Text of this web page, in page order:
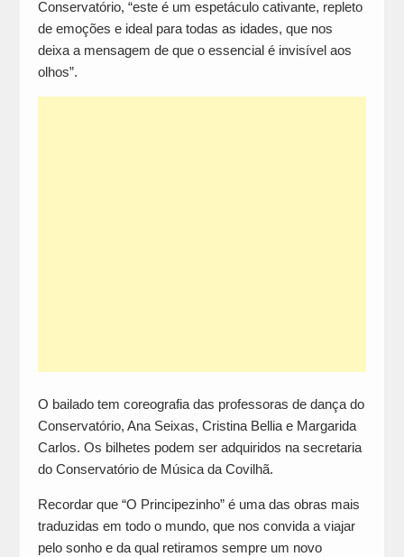
Conservatório, “este é um espetáculo cativante, repleto
de emoções e ideal para todas as idades, que nos
deixa a mensagem de que o essencial é invisível aos
olhos”.
O bailado tem coreografia das professoras de dança do
Conservatório, Ana Seixas, Cristina Bellia e Margarida
Carlos. Os bilhetes podem ser adquiridos na secretaria
do Conservatório de Música da Covilhã.
Recordar que “O Principezinho” é uma das obras mais
traduzidas em todo o mundo, que nos convida a viajar
pelo sonho e da qual retiramos sempre um novo